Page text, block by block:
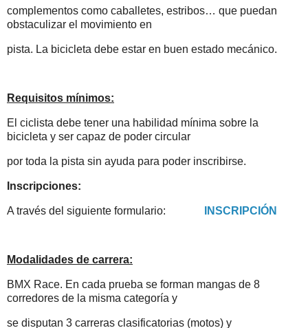
complementos como caballetes, estribos… que puedan
obstaculizar el movimiento en
pista. La bicicleta debe estar en buen estado mecánico.
Requisitos mínimos:
El ciclista debe tener una habilidad mínima sobre la
bicicleta y ser capaz de poder circular
por toda la pista sin ayuda para poder inscribirse.
Inscripciones:
A través del siguiente formulario: INSCRIPCIÓN
Modalidades de carrera:
BMX Race. En cada prueba se forman mangas de 8
corredores de la misma categoría y
se disputan 3 carreras clasificatorias (motos) y